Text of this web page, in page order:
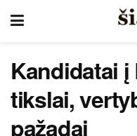
Kandidatai
tikslai,
pažadai